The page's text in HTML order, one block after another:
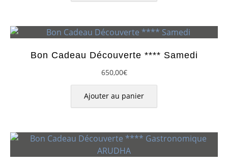
Bon Cadeau Découverte **** Samedi
650,00€
Ajouter au panier